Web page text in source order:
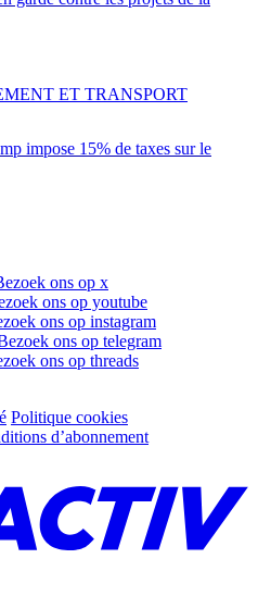
impose 15% de taxes sur le
ET TRANSPORT
ons op x
ons op youtube
ons op instagram
ons op telegram
ons op threads
Politique cookies
d’abonnement